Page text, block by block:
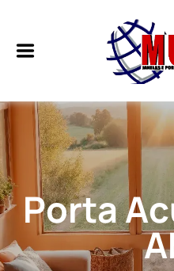
Porta